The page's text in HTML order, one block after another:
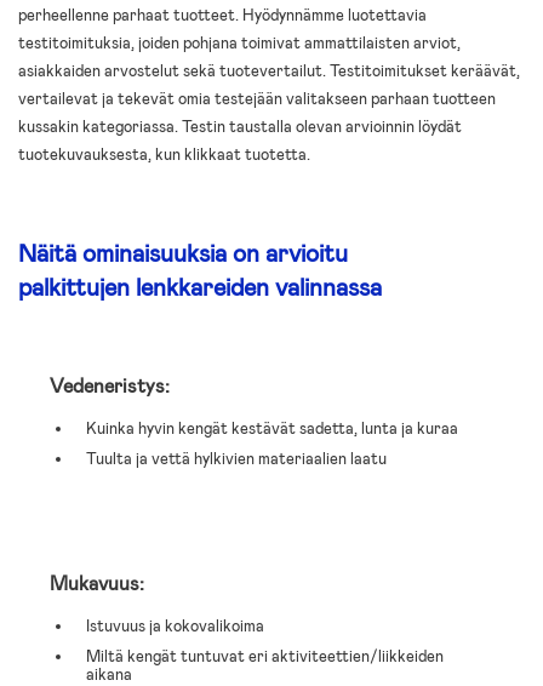
perheellenne parhaat tuotteet. Hyödynnämme luotettavia
testitoimituksia, joiden pohjana toimivat ammattilaisten arviot,
asiakkaiden arvostelut sekä tuotevertailut. Testitoimitukset keräävät,
vertailevat ja tekevät omia testejään valitakseen parhaan tuotteen
kussakin kategoriassa. Testin taustalla olevan arvioinnin löydät
tuotekuvauksesta, kun klikkaat tuotetta.
Näitä ominaisuuksia on arvioitu
palkittujen lenkkareiden valinnassa
Vedeneristys:
Kuinka hyvin kengät kestävät sadetta, lunta ja kuraa
Tuulta ja vettä hylkivien materiaalien laatu
Mukavuus:
Istuvuus ja kokovalikoima
Miltä kengät tuntuvat eri aktiviteettien/liikkeiden
aikana